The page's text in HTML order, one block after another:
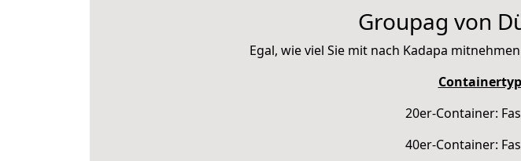
Groupag von
Egal, wie viel Sie mit nach Kadapa
20er-Container:
40er-Container: